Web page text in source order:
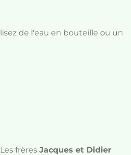
de l'eau en bouteille ou un
frères Jacques et Didier